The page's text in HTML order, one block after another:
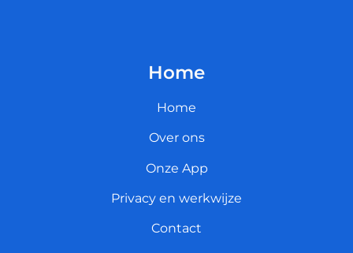
Home
Home
Over ons
Onze App
Privacy en werkwijze
Contact